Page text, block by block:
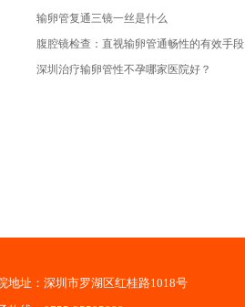
输卵管复通三镜一丝是什么
腹腔镜检查：直视输卵管通畅性的有效手段
深圳治疗输卵管性不孕哪家医院好？
地址：深圳市罗湖区红桂路1018号